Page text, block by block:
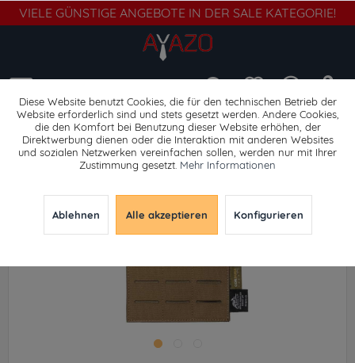
VIELE GÜNSTIGE ANGEBOTE IN DER SALE KATEGORIE!
Kleintaschen
Diese Website benutzt Cookies, die für den technischen Betrieb der
Website erforderlich sind und stets gesetzt werden. Andere Cookies,
die den Komfort bei Benutzung dieser Website erhöhen, der
Direktwerbung dienen oder die Interaktion mit anderen Websites
und sozialen Netzwerken vereinfachen sollen, werden nur mit Ihrer
Zustimmung gesetzt. Mehr Informationen
Ablehnen Alle akzeptieren Konfigurieren